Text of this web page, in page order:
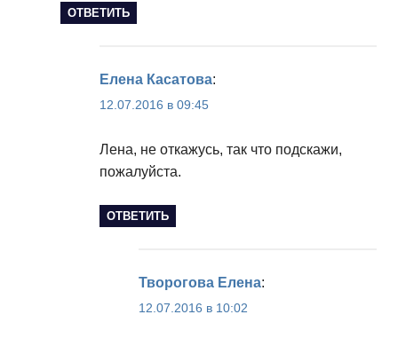
ОТВЕТИТЬ
Елена Касатова:
12.07.2016 в 09:45
Лена, не откажусь, так что подскажи,
пожалуйста.
ОТВЕТИТЬ
Творогова Елена:
12.07.2016 в 10:02